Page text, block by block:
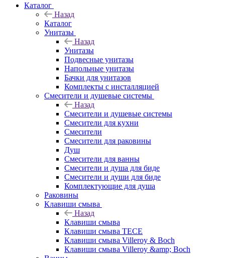
Каталог
Назад
Каталог
Унитазы
Назад
Унитазы
Подвесные унитазы
Напольные унитазы
Бачки для унитазов
Комплекты с инсталляцией
Смесители и душевые системы
Назад
Смесители и душевые системы
Смесители для кухни
Смесители
Смесители для раковины
Душ
Смесители для ванны
Смесители и душа для биде
Смесители и души для биде
Комплектующие для душа
Раковины
Клавиши смыва
Назад
Клавиши смыва
Клавиши смыва TECE
Клавиши смыва Villeroy & Boch
Клавиши смыва Villeroy &amp; Boch